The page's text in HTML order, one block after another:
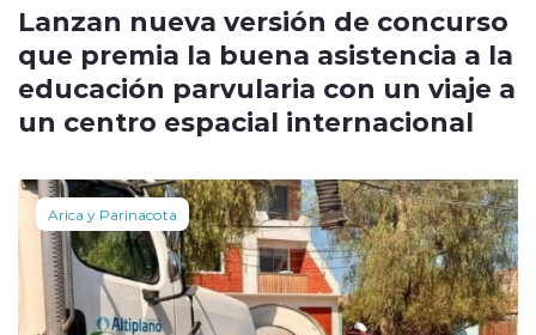
Lanzan nueva versión de concurso
que premia la buena asistencia a la
educación parvularia con un viaje a
un centro espacial internacional
Arica y Parinacota